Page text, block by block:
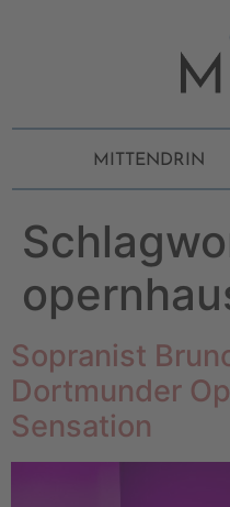
MITTENDRIN
Sopranist
Dortmunder
Sensation